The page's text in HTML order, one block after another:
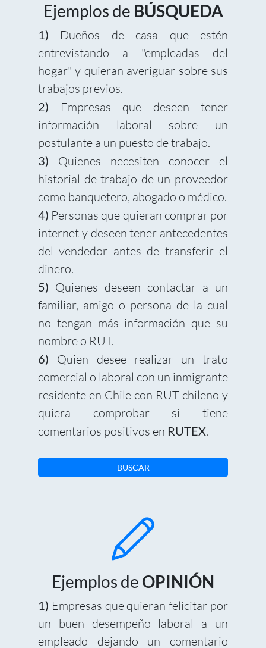
Ejemplos de BÚSQUEDA
1) Dueños de casa que estén
entrevistando a "empleadas del
hogar" y quieran averiguar sobre sus
trabajos previos.
2) Empresas que deseen tener
información laboral sobre un
postulante a un puesto de trabajo.
3) Quienes necesiten conocer el
historial de trabajo de un proveedor
como banquetero, abogado o médico.
4) Personas que quieran comprar por
internet y deseen tener antecedentes
del vendedor antes de transferir el
dinero.
5) Quienes deseen contactar a un
familiar, amigo o persona de la cual
no tengan más información que su
nombre o RUT.
6) Quien desee realizar un trato
comercial o laboral con un inmigrante
residente en Chile con RUT chileno y
quiera comprobar si tiene
comentarios positivos en RUTEX.
BUSCAR
Ejemplos de OPINIÓN
1) Empresas que quieran felicitar por
un buen desempeño laboral a un
empleado dejando un comentario